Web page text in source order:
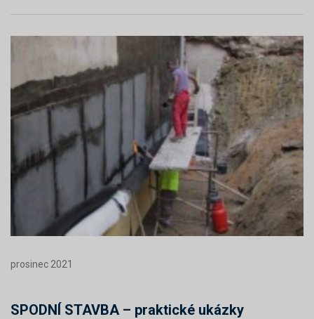
prosinec 2021
SPODNÍ STAVBA – praktické ukázky